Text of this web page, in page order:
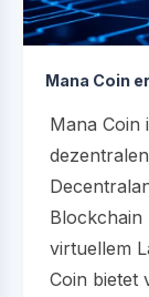
Mana Coin
Mana Coin
Blockchain
virtuellem
Coin bietet